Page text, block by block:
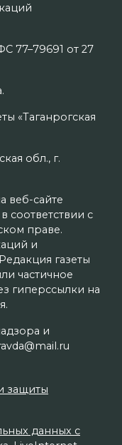
77–79691 от 27
«Таганрогская
обл., г.
веб-сайте
соответствии с
праве.
и
газеты
частичное
гиперссылки на
и
защиты
данных с